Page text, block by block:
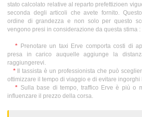
stato calcolato relative al reparto prefettizioen
seconda degli articoli che avete fornito.
ordine di grandezza e non solo per questo
vengono presi in considerazione da questa stima :
* Prenotare un taxi Erve comporta costi di
presa in carico auquelle aggiunge la
raggiungerevi.
*Il tassista è un professionista che può
ottimizzare il tempo di viaggio e di evitare ingorghi
* Sulla base di tempo, traffico Erve è più o
influenzare il prezzo della corsa.